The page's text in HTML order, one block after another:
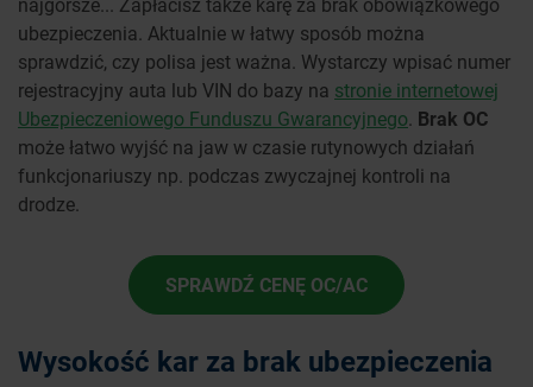
ubezpieczenia. Aktualnie w łatwy sposób można
sprawdzić, czy polisa jest ważna. Wystarczy wpisać numer
rejestracyjny auta lub VIN do bazy na stronie internetowej
Ubezpieczeniowego Funduszu Gwarancyjnego. Brak OC
może łatwo wyjść na jaw w czasie rutynowych działań
funkcjonariuszy np. podczas zwyczajnej kontroli na
drodze.
SPRAWDŹ CENĘ OC/AC
Wysokość kar za brak ubezpieczenia